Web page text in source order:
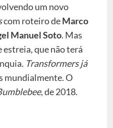
um novo
com roteiro deMarco
Manuel Soto. Mas
estreia, que não terá
Transformers já
mundialmente. O
, de 2018.